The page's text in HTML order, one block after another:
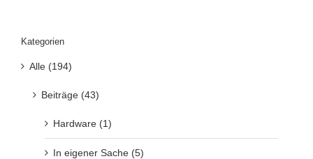
Kategorien
Alle (194)
Beiträge (43)
Hardware (1)
In eigener Sache (5)